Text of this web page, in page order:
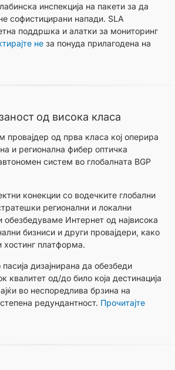
инспекција на пакети за да
софистицирани напади. SLA
поддршка и алатки за мониторинг
не за понуда прилагодена на
од висока класа
провајдер од прва класа кој оперира
и регионална фибер оптичка
систем во глобалната BGP
конекции со водечките глобални
регионални и локални
обезбедуваме Интернет од највисока
бизниси и други провајдери, како
хостинг платформа.
дизајнирана да обезбеди
квалитет од/до било која дестинација
во неспоредлива брзина на
редундантност. Прочитајте